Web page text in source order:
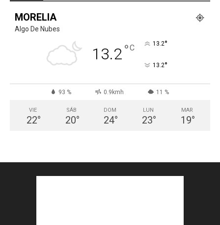
MORELIA
Algo De Nubes
13.2°C 13.2°
13.2°
93 % 0.9kmh 11 %
VIE
22°
SÁB
20°
DOM
24°
LUN
23°
MAR
19°